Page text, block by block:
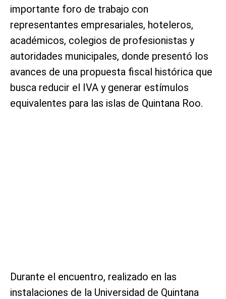
importante foro de trabajo con
representantes empresariales, hoteleros,
académicos, colegios de profesionistas y
autoridades municipales, donde presentó los
avances de una propuesta fiscal histórica que
busca reducir el IVA y generar estímulos
equivalentes para las islas de Quintana Roo.
Durante el encuentro, realizado en las
instalaciones de la Universidad de Quintana